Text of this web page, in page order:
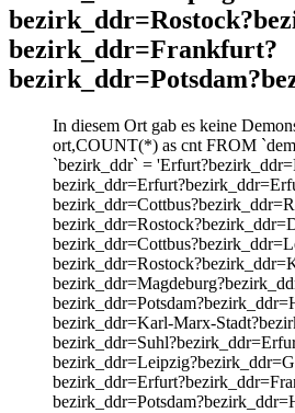
bezirk_ddr=Frankfurt?
In diesem Ort gab es keine
ort,COUNT(*) as cnt FROM
`bezirk_ddr` =
bezirk_ddr=Karl-Marx-